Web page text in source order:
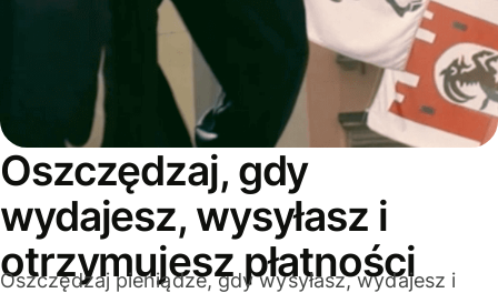
Oszczędzaj, gdy
wydajesz, wysyłasz i
otrzymujesz płatności
Oszczędzaj pieniądze, gdy wysyłasz, wydajesz i